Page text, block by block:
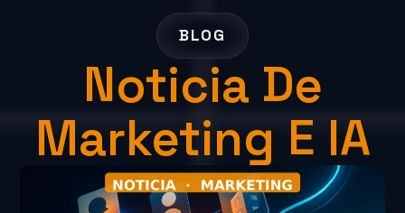
BLOG
Noticia De
Marketing E IA